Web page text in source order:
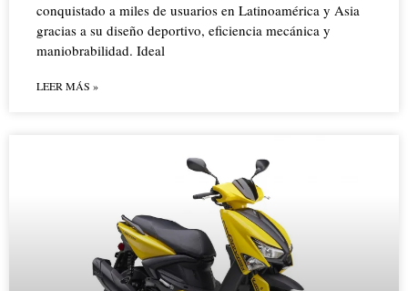
conquistado a miles de usuarios en Latinoamérica y Asia
gracias a su diseño deportivo, eficiencia mecánica y
maniobrabilidad. Ideal
LEER MÁS »